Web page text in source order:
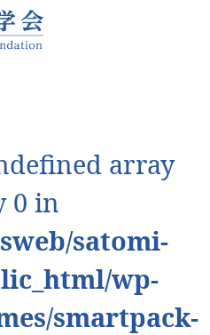
array
0 in
satomi-
wp-
smartpack-